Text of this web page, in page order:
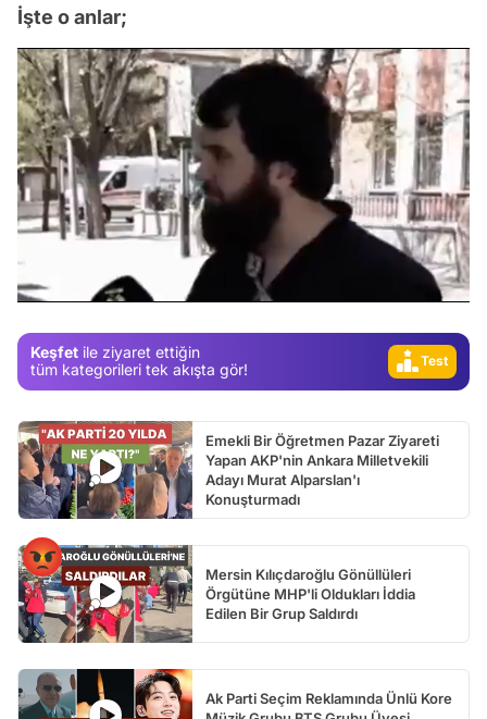
İşte o anlar;
Keşfet ile ziyaret ettiğin
tüm kategorileri tek akışta gör!
Video
Test
Gündem
Magazin
Test
Emekli Bir Öğretmen Pazar Ziyareti
Yapan AKP'nin Ankara Milletvekili
Adayı Murat Alparslan'ı
Konuşturmadı
Mersin Kılıçdaroğlu Gönüllüleri
Örgütüne MHP'li Oldukları İddia
Edilen Bir Grup Saldırdı
Ak Parti Seçim Reklamında Ünlü Kore